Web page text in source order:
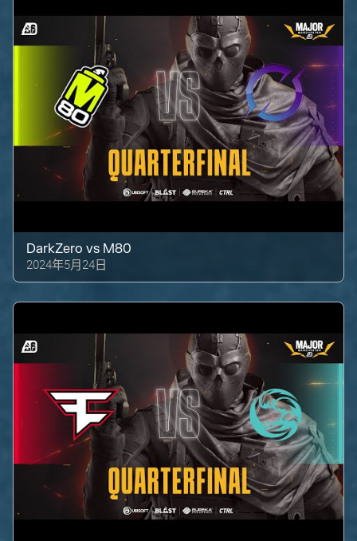
DarkZero vs M80
2024年5月24日